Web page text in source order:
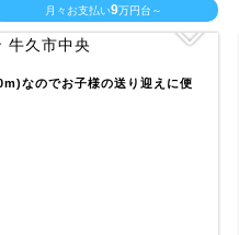
月々お支払い9万円台～
なのでお子様の送り迎えに便